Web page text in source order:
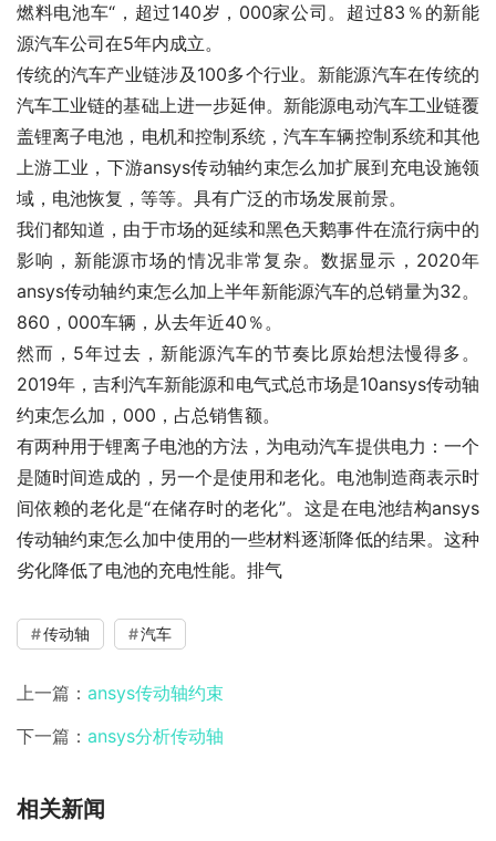
燃料电池车“，超过140岁，000家公司。超过83％的新能
源汽车公司在5年内成立。
传统的汽车产业链涉及100多个行业。新能源汽车在传统的
汽车工业链的基础上进一步延伸。新能源电动汽车工业链覆
盖锂离子电池，电机和控制系统，汽车车辆控制系统和其他
上游工业，下游ansys传动轴约束怎么加扩展到充电设施领
域，电池恢复，等等。具有广泛的市场发展前景。
我们都知道，由于市场的延续和黑色天鹅事件在流行病中的
影响，新能源市场的情况非常复杂。数据显示，2020年
ansys传动轴约束怎么加上半年新能源汽车的总销量为32。
860，000车辆，从去年近40％。
然而，5年过去，新能源汽车的节奏比原始想法慢得多。
2019年，吉利汽车新能源和电气式总市场是10ansys传动轴
约束怎么加，000，占总销售额。
有两种用于锂离子电池的方法，为电动汽车提供电力：一个
是随时间造成的，另一个是使用和老化。电池制造商表示时
间依赖的老化是“在储存时的老化”。这是在电池结构ansys
传动轴约束怎么加中使用的一些材料逐渐降低的结果。这种
劣化降低了电池的充电性能。排气
传动轴 汽车
上一篇： ansys传动轴约束
下一篇： ansys分析传动轴
相关新闻